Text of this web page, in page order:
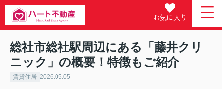
お気に入り
総社市総社駅周辺にある「藤井クリ
ニック」の概要！特徴もご紹介
賃貸住居 2026.05.05